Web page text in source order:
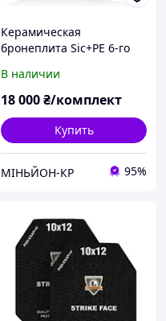
Керамическая
бронеплита Sic+PE 6-го
В наличии
18 000₴/комплект
Купить
МІНЬЙОН-КР 95%